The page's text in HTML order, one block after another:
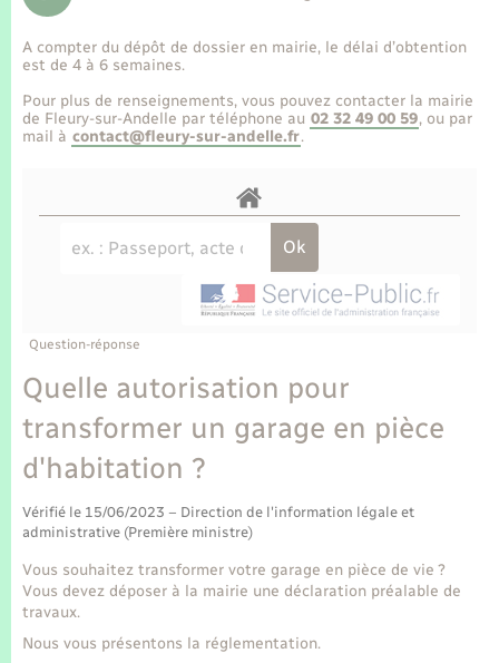
Etat-civil - Papiers - Citoyenneté
Mariage – PACS
Parrainage civil
Logement - Urbanisme
Nouvel habitant
Organisation d’événement
Sécurité - Prévention
Seniors
Transports
Transports scolaires
Voirie et espace public
Travaux - Autorisation d’occupation de l’espace
public
Compétences
Plan interactif
La Communauté de communes
A compter du dépôt de dossier en mairie, le délai d’obtention
est de 4 à 6 semaines.
Pour plus de renseignements, vous pouvez contacter la mairie
de Fleury-sur-Andelle par téléphone au 02 32 49 00 59, ou par
mail à contact@fleury-sur-andelle.fr.
Question-réponse
Quelle autorisation pour
transformer un garage en pièce
d'habitation ?
Vérifié le 15/06/2023 – Direction de l'information légale et
administrative (Première ministre)
Vous souhaitez transformer votre garage en pièce de vie ?
Vous devez déposer à la mairie une déclaration préalable de
travaux.
Nous vous présentons la réglementation.